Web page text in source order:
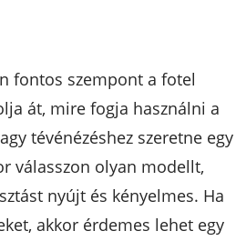
fontos szempont a fotel
át, mire fogja használni a
tévénézéshez szeretne egy
válasszon olyan modellt,
nyújt és kényelmes. Ha
akkor érdemes lehet egy